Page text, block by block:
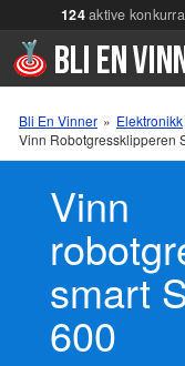
124aktive
Bli En Vinner » Elektronikk
Vinn Robotgressklipperen
Vinn
smart
600